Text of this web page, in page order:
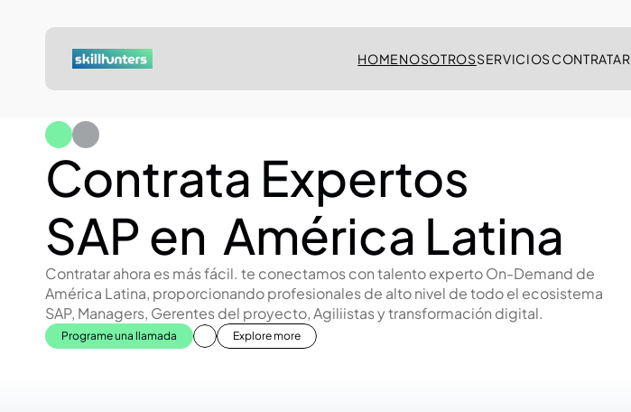
HOMENOSOTROSSERVICIOS CONTRATAR
Contrata Expertos
SAP en  América Latina
Contratar ahora es más fácil. te conectamos con talento experto On-Demand de
América Latina, proporcionando profesionales de alto nivel de todo el ecosistema
SAP, Managers, Gerentes del proyecto, Agiliistas y transformación digital.
Programe una llamada Explore more